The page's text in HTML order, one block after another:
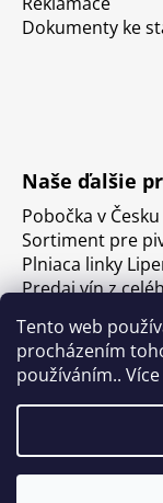
Tento web
procházením
používáním..
Dokumenty ke
Naše ďalšie
Pobočka v
Sortiment pre
Plniaca linky
Predaj vín z